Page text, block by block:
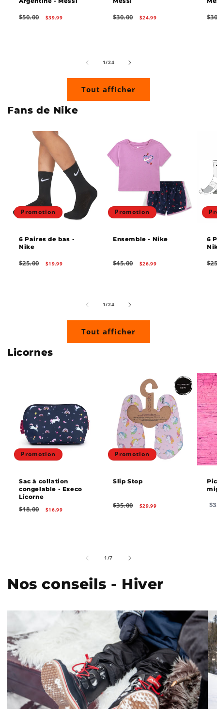
Prix
$50.00
Prix
promotionnel
$39.99
Prix
$30.00
Prix
promotionnel
$24.99
Prix
1/de
24
Tout afficher
Fans de Nike
Promotion
6 Paires de bas -
Nike
Prix
$25.00
Prix
promotionnel
$19.99
Promotion
Ensemble - Nike
Prix
$45.00
Prix
promotionnel
$26.99
6
Prix
1/de
24
Tout afficher
Licornes
Promotion
Sac à collation
congelable - Execo
Licorne
Prix
$18.00
Prix
promotionnel
$16.99
Promotion
Slip Stop
Prix
$35.00
Prix
promotionnel
$29.99
1 /de
7
Nos conseils - Hiver